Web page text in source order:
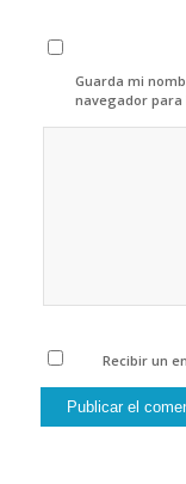
Guarda mi
navegador para
Recibir un